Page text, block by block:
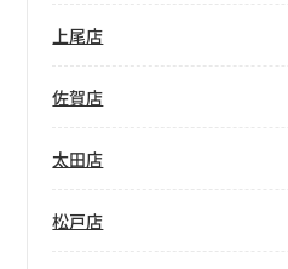
上尾店
佐賀店
太田店
松戸店